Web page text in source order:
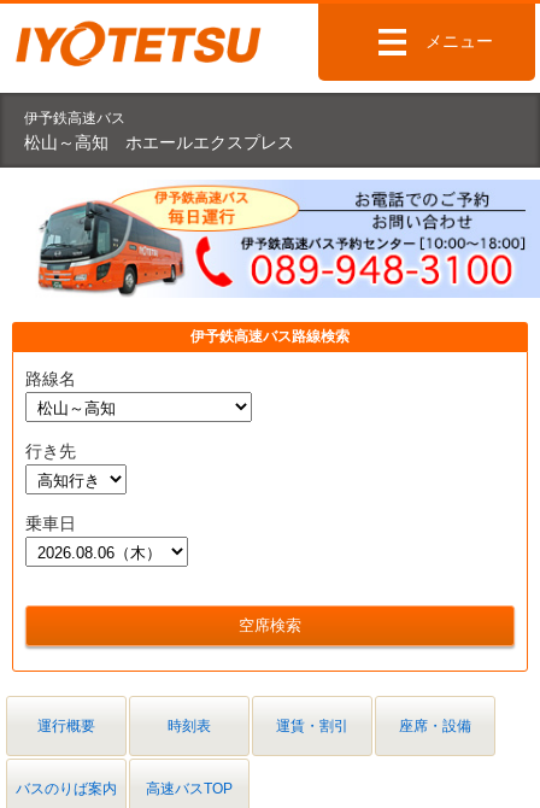
メニュー
伊予鉄高速バス
松山～高知 ホエールエクスプレス
伊予鉄高速バス路線検索
路線名
行き先
乗車日
運行概要 時刻表 運賃・割引 座席・設備
バスのりば案内 高速バスTOP